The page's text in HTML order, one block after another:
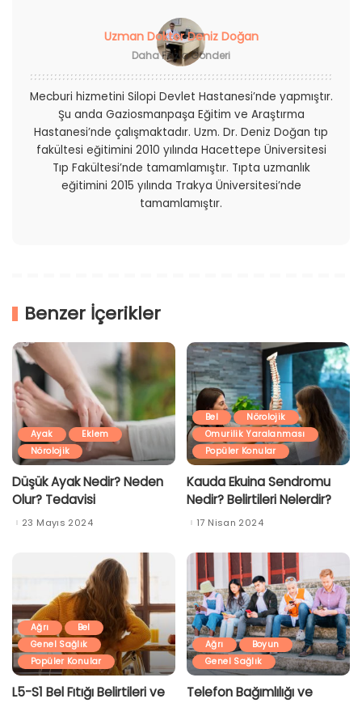
Uzman Doktor Deniz Doğan
Daha Fazla Gönderi
Mecburi hizmetini Silopi Devlet Hastanesi’nde yapmıştır.
Şu anda Gaziosmanpaşa Eğitim ve Araştırma
Hastanesi’nde çalışmaktadır. Uzm. Dr. Deniz Doğan tıp
fakültesi eğitimini 2010 yılında Hacettepe Üniversitesi
Tıp Fakültesi’nde tamamlamıştır. Tıpta uzmanlık
eğitimini 2015 yılında Trakya Üniversitesi’nde
tamamlamıştır.
Benzer İçerikler
Ayak
Eklem
Nörolojik
Düşük Ayak Nedir? Neden
Olur? Tedavisi
23 Mayıs 2024
Bel
Nörolojik
Omurilik Yaralanması
Popüler Konular
Kauda Ekuina Sendromu
Nedir? Belirtileri Nelerdir?
17 Nisan 2024
Ağrı
Bel
Genel Sağlık
Popüler Konular
L5-S1 Bel Fıtığı Belirtileri ve
Ağrı
Boyun
Genel Sağlık
Telefon Bağımlılığı ve